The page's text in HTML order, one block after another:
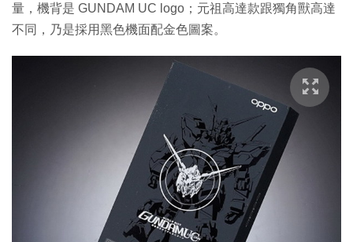
量，機背是 GUNDAM UC logo；元祖高達款跟獨角獸高達
不同，乃是採用黑色機面配金色圖案。